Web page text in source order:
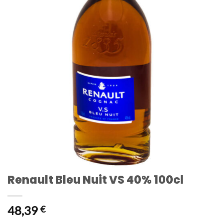
Renault Bleu Nuit VS 40% 100cl
48,39 €